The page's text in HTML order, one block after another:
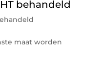
behandeld
maat worden